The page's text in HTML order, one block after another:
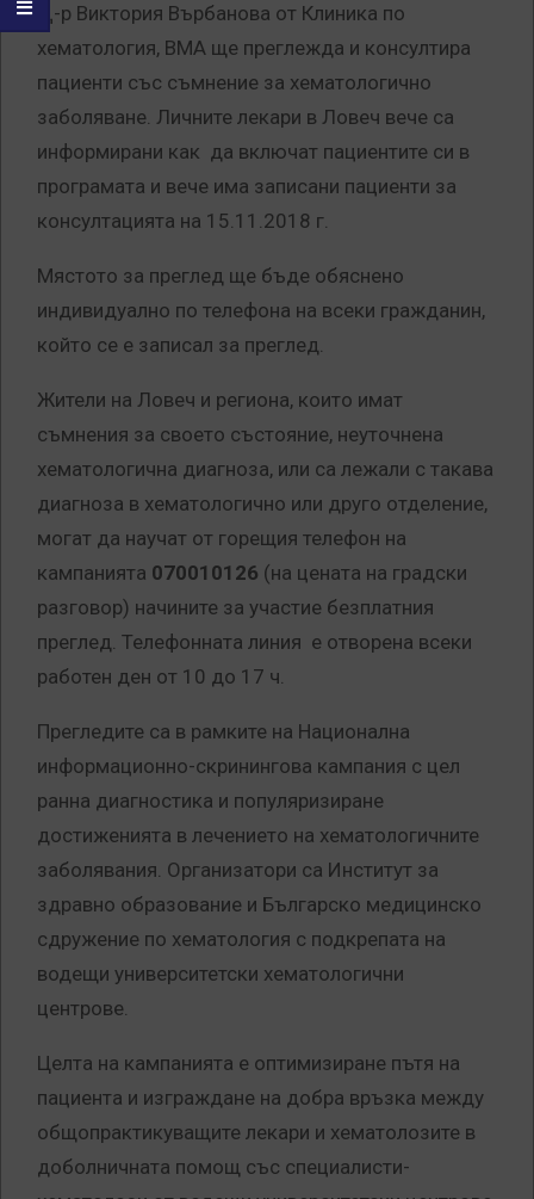
Д-р Виктория Върбанова от Клиника по
хематология, ВМА ще преглежда и консултира
пациенти със съмнение за хематологично
заболяване. Личните лекари в Ловеч вече са
информирани как да включат пациентите си в
програмата и вече има записани пациенти за
консултацията на 15.11.2018 г.
Мястото за преглед ще бъде обяснено
индивидуално по телефона на всеки гражданин,
който се е записал за преглед.
Жители на Ловеч и региона, които имат
съмнения за своето състояние, неуточнена
хематологична диагноза, или са лежали с такава
диагноза в хематологично или друго отделение,
могат да научат от горещия телефон на
кампанията 070010126 (на цената на градски
разговор) начините за участие безплатния
преглед. Телефонната линия е отворена всеки
работен ден от 10 до 17 ч.
Прегледите са в рамките на Национална
информационно-скринингова кампания с цел
ранна диагностика и популяризиране
достиженията в лечението на хематологичните
заболявания. Организатори са Институт за
здравно образование и Българско медицинско
сдружение по хематология с подкрепата на
водещи университетски хематологични
центрове.
Целта на кампанията е оптимизиране пътя на
пациента и изграждане на добра връзка между
общопрактикуващите лекари и хематолозите в
доболничната помощ със специалисти-